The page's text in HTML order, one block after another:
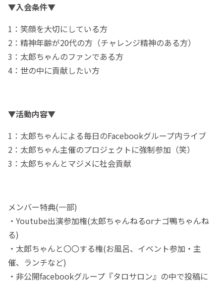
▼入会条件▼
1：笑顔を大切にしている方
2：精神年齢が20代の方（チャレンジ精神のある方）
3：太郎ちゃんのファンである方
4：世の中に貢献したい方
▼活動内容▼
1：太郎ちゃんによる毎日のFacebookグループ内ライブ
2：太郎ちゃん主催のプロジェクトに強制参加（笑）
3：太郎ちゃんとマジメに社会貢献
メンバー特典(一部)
・Youtube出演参加権(太郎ちゃんねるorナゴ鴨ちゃんね
る)
・太郎ちゃんと〇〇する権(お風呂、イベント参加・主
催、ランチなど)
・非公開facebookグループ『タロサロン』の中で投稿に